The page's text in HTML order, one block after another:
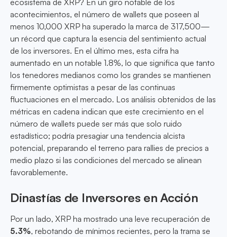
ecosistema de XRP? En un giro notable de los
acontecimientos, el número de wallets que poseen al
menos 10,000 XRP ha superado la marca de 317,500—
un récord que captura la esencia del sentimiento actual
de los inversores. En el último mes, esta cifra ha
aumentado en un notable 1.8%, lo que significa que tanto
los tenedores medianos como los grandes se mantienen
firmemente optimistas a pesar de las continuas
fluctuaciones en el mercado. Los análisis obtenidos de las
métricas en cadena indican que este crecimiento en el
número de wallets puede ser más que solo ruido
estadístico; podría presagiar una tendencia alcista
potencial, preparando el terreno para rallies de precios a
medio plazo si las condiciones del mercado se alinean
favorablemente.
Dinastías de Inversores en Acción
Por un lado, XRP ha mostrado una leve recuperación de
5.3%, rebotando de mínimos recientes, pero la trama se